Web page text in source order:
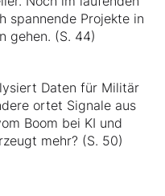
spannende Projekte in
gehen. (S. 44)
Daten für Militär
ortet Signale aus
Boom bei KI und
mehr? (S. 50)